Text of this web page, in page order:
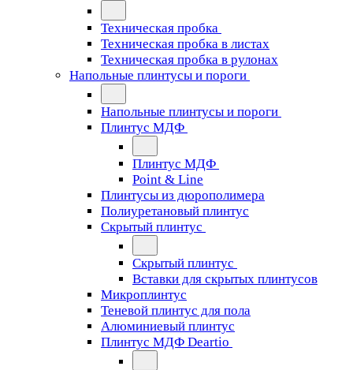
Техническая пробка
Техническая пробка в листах
Техническая пробка в рулонах
Напольные плинтусы и пороги
Напольные плинтусы и пороги
Плинтус МДФ
Плинтус МДФ
Point & Line
Плинтусы из дюрополимера
Полиуретановый плинтус
Скрытый плинтус
Скрытый плинтус
Вставки для скрытых плинтусов
Микроплинтус
Теневой плинтус для пола
Алюминиевый плинтус
Плинтус МДФ Deartio